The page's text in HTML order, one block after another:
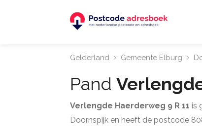
Gelderland Gemeente Elburg
Pand
Verlengde Haerderweg 9 R 11 is
Doornspijk en heeft de postcode